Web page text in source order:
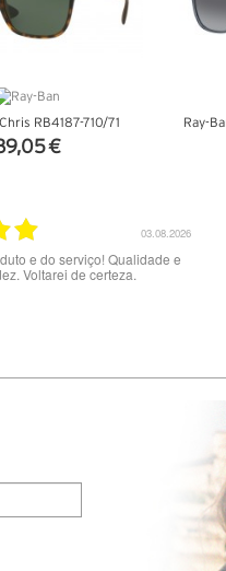
RB4187-710/71
€
Ray-
aos melhores